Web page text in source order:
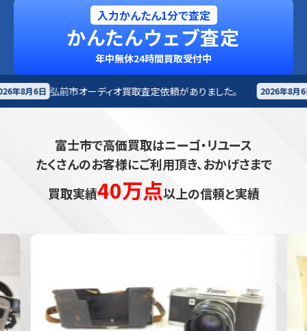
入力かんたん1分で査定
かんたんウェブ査定
年中無休24時間買取受付中
ィオ買取査定依頼がありました。 2026年8月6日 伊達市 楽器買取査
富士市で高価買取はニーゴ・リユース
たくさんのお客様にご利用頂き、おかげさまで
買取実績40万点以上の信頼と実績